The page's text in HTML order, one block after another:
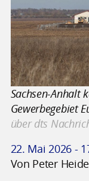
Sachsen-Anhalt
Gewerbegebiet
über dts
22. Mai 2026 -
Von Peter